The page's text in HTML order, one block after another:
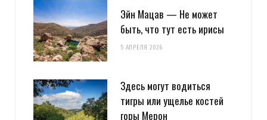
Эйн Мацав — Не может
быть, что тут есть ирисы
5 АПРЕЛЯ 2026
Здесь могут водиться
тигры или ущелье костей
горы Мерон